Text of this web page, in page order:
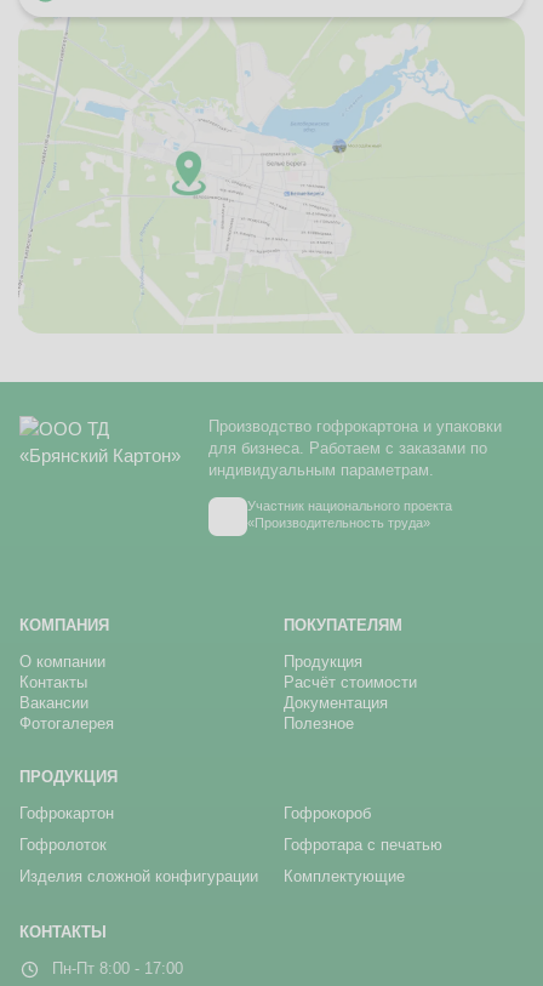
Производство гофрокартона и упаковки
для бизнеса. Работаем с заказами по
индивидуальным параметрам.
Участник национального проекта
«Производительность труда»
КОМПАНИЯ
О компании
Контакты
Вакансии
Фотогалерея
ПОКУПАТЕЛЯМ
Продукция
Расчёт стоимости
Документация
Полезное
ПРОДУКЦИЯ
Гофрокартон
Гофрокороб
Гофролоток
Гофротара с печатью
Изделия сложной конфигурации
Комплектующие
КОНТАКТЫ
Пн-Пт 8:00 - 17:00